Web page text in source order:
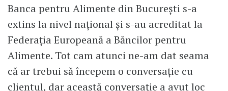
Banca pentru Alimente din București s-a
extins la nivel național și s-au acreditat la
Federația Europeană a Băncilor pentru
Alimente. Tot cam atunci ne-am dat seama
că ar trebui să începem o conversație cu
clientul, dar această conversație a avut loc